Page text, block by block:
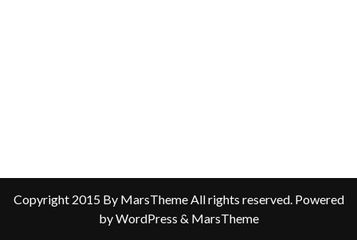
Copyright 2015 By MarsTheme All rights reserved. Powered
by WordPress & MarsTheme